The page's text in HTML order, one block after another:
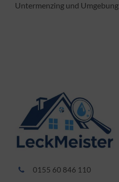
Untermenzing und Umgebung
0155 60 846 110